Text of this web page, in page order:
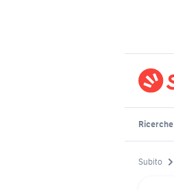
Ricerche
Subito